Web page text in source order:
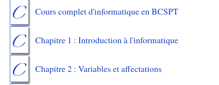
Cours complet d'informatique en BCSPT
Chapitre 1 : Introduction à l'informatique
Chapitre 2 : Variables et affectations